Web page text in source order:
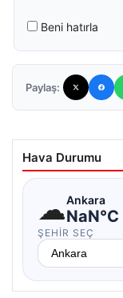
Beni hatırla
Paylaş:
Hava Durumu
☁Ankara
NaN°C
ŞEHIR SEÇ